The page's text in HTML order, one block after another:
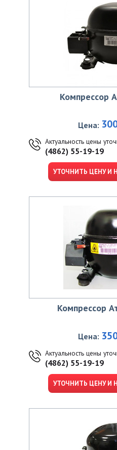
Компрессор
Цена:
Актуальность цены
(4862) 55-19-19
УТОЧНИТЬ ЦЕНУ И
Компрессор
Цена:
Актуальность цены
(4862) 55-19-19
УТОЧНИТЬ ЦЕНУ И